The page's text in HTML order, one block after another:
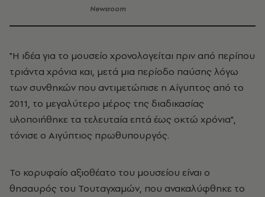
Newsroom
"Η ιδέα για το μουσείο χρονολογείται πριν από περίπου
τριάντα χρόνια και, μετά μια περίοδο παύσης λόγω
των συνθηκών που αντιμετώπισε η Αίγυπτος από το
2011, το μεγαλύτερο μέρος της διαδικασίας
υλοποιήθηκε τα τελευταία επτά έως οκτώ χρόνια",
τόνισε ο Αιγύπτιος πρωθυπουργός.
Το κορυφαίο αξιοθέατο του μουσείου είναι ο
θησαυρός του Τουταγχαμών, που ανακαλύφθηκε το